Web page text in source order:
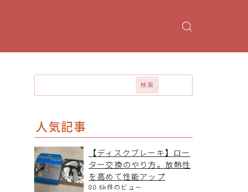
検索
人気記事
【ディスクブレーキ】ロー
ター交換のやり方。放熱性
を高めて性能アップ
80.6k件のビュー